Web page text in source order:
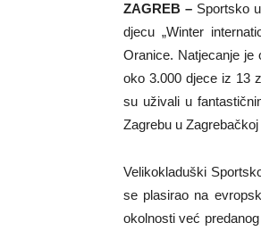
ZAGREB – Sportsko
djecu „Winter
Oranice. Natjecanje je
oko 3.000 djece iz 13
su uživali u
Zagrebu u Zagrebačkoj
Velikokladuški
se plasirao na
okolnosti već